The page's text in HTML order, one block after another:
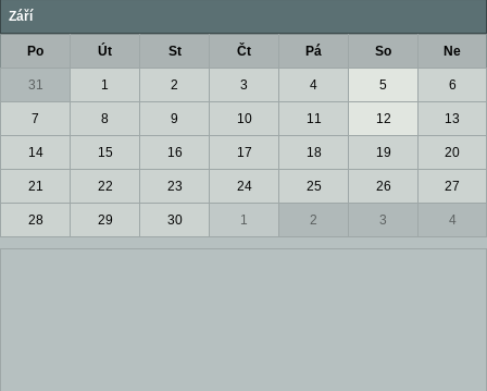
Září
Po Út St Čt Pá So Ne
31 1 2 3 4 5 6
7 8 9 10 11 12 13
14 15 16 17 18 19 20
21 22 23 24 25 26 27
28 29 30 1 2 3 4